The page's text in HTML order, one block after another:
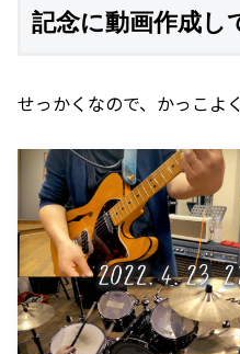
記念に動画作成し
せっかくなので、かっこよ